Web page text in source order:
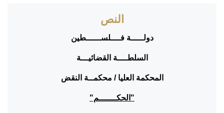
النص
دولـــــة فــــلســــــطين
السلطــــة القضائيـــة
المحكمة العليا / محكمــة النقض
"الحكـــــــم"